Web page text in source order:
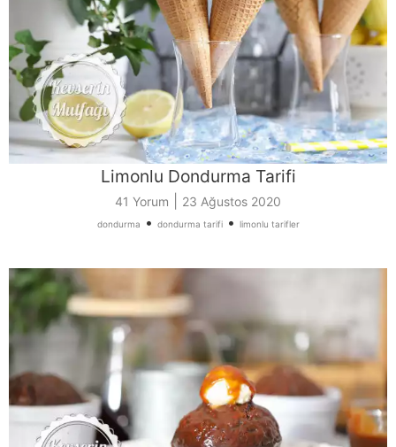
Limonlu Dondurma Tarifi
41 Yorum 23 Ağustos 2020
dondurma • dondurma tarifi• limonlu tarifler